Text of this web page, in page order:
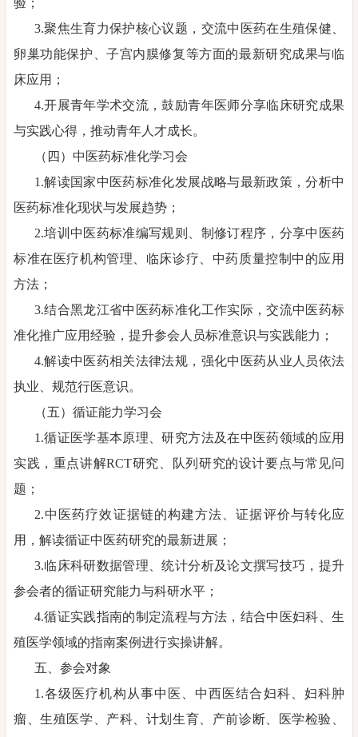
验；
3.聚焦生育力保护核心议题，交流中医药在生殖保健、
卵巢功能保护、子宫内膜修复等方面的最新研究成果与临
床应用；
4.开展青年学术交流，鼓励青年医师分享临床研究成果
与实践心得，推动青年人才成长。
（四）中医药标准化学习会
1.解读国家中医药标准化发展战略与最新政策，分析中
医药标准化现状与发展趋势；
2.培训中医药标准编写规则、制修订程序，分享中医药
标准在医疗机构管理、临床诊疗、中药质量控制中的应用
方法；
3.结合黑龙江省中医药标准化工作实际，交流中医药标
准化推广应用经验，提升参会人员标准意识与实践能力；
4.解读中医药相关法律法规，强化中医药从业人员依法
执业、规范行医意识。
（五）循证能力学习会
1.循证医学基本原理、研究方法及在中医药领域的应用
实践，重点讲解RCT研究、队列研究的设计要点与常见问
题；
2.中医药疗效证据链的构建方法、证据评价与转化应
用，解读循证中医药研究的最新进展；
3.临床科研数据管理、统计分析及论文撰写技巧，提升
参会者的循证研究能力与科研水平；
4.循证实践指南的制定流程与方法，结合中医妇科、生
殖医学领域的指南案例进行实操讲解。
五、参会对象
1.各级医疗机构从事中医、中西医结合妇科、妇科肿
瘤、生殖医学、产科、计划生育、产前诊断、医学检验、